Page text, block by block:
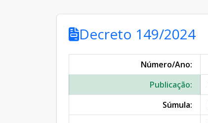
Decreto 149/2024
Número/Ano:
Publicação:
Súmula: